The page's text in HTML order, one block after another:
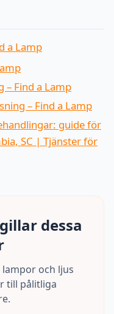
a Lamp
– Find a Lamp
– Find a Lamp
guide för
SC | Tjänster för
dessa
och ljus
till pålitliga